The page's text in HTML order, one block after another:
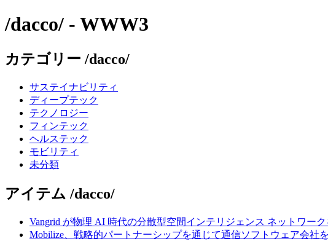
/dacco/ - WWW3
カテゴリー /dacco/
サステイナビリティ
ディープテック
テクノロジー
フィンテック
ヘルステック
モビリティ
未分類
アイテム /dacco/
Vangrid が物理 AI 時代の分散型空間インテリジェンス ネットワー
Mobilize、戦略的パートナーシップを通じて通信ソフトウェア会社